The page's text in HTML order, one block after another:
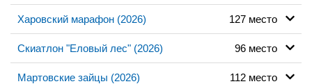
Харовский марафон (2026) 127 место
Скиатлон "Еловый лес" (2026) 96 место
Мартовские зайцы (2026) 112 место